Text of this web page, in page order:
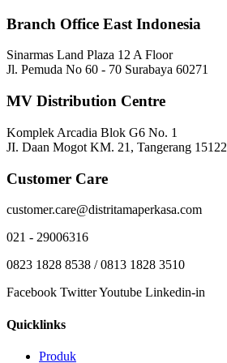
Branch Office East Indonesia
Sinarmas Land Plaza 12 A Floor
Jl. Pemuda No 60 - 70 Surabaya 60271
MV Distribution Centre
Komplek Arcadia Blok G6 No. 1
JI. Daan Mogot KM. 21, Tangerang 15122
Customer Care
customer.care@distritamaperkasa.com
021 - 29006316
0823 1828 8538 / 0813 1828 3510
Facebook TwitterYoutube Linkedin-in
Quicklinks
Produk